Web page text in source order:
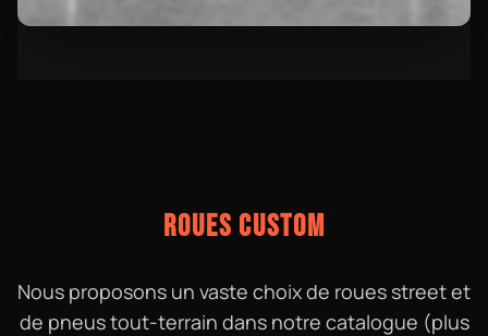
ROUES CUSTOM
Nous proposons un vaste choix de roues street et
de pneus tout-terrain dans notre catalogue (plus